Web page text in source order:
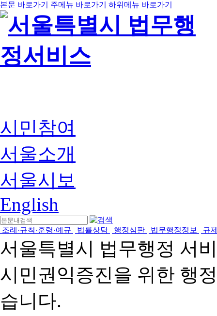
본문 바로가기 주메뉴 바로가기 하위메뉴 바로가기
시민참여
서울소개
서울시보
English
조례·규칙·훈령·예규 법률상담 행정심판 법무행정정보 규
서울특별시 법무행정 서
시민권익증진을 위한 행
습니다.